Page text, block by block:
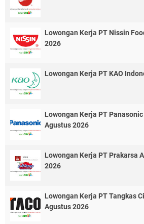
Lowongan Kerja PT Nissin
2026
Lowongan Kerja PT KAO
Lowongan Kerja PT
Agustus 2026
Lowongan Kerja PT Prakarsa
2026
Lowongan Kerja PT Tangkas
Agustus 2026